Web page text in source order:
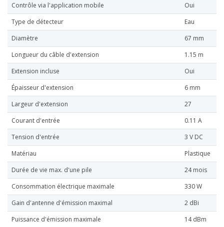
Contrôle via l'application mobile
Oui
Type de détecteur
Eau
Diamètre
67 mm
Longueur du câble d'extension
1.15 m
Extension incluse
Oui
Épaisseur d'extension
6 mm
Largeur d'extension
27
Courant d'entrée
0.11 A
Tension d'entrée
3 V DC
Matériau
Plastique
Durée de vie max. d'une pile
24 mois
Consommation électrique maximale
330 W
Gain d'antenne d'émission maximal
2 dBi
Puissance d'émission maximale
14 dBm